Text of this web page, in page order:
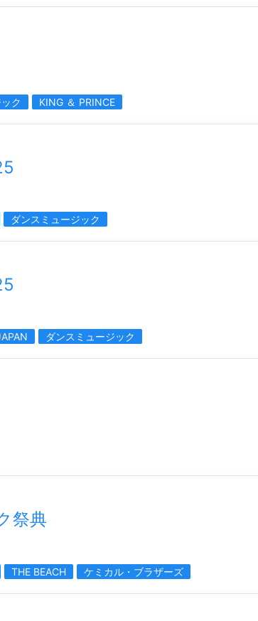
ク KING ＆ PRINCE
ダンスミュージック
ダンスミュージック
祭典
THE BEACH ケミカル・ブラザーズ